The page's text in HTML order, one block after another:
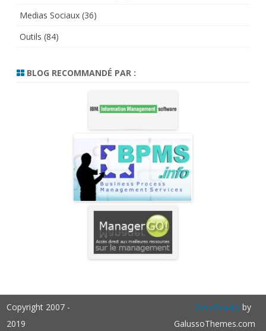
Medias Sociaux (36)
Outils (84)
BLOG RECOMMANDÉ PAR :
Copyright 2007 -
2019
ZeroGravityby
GalussoThemes.com